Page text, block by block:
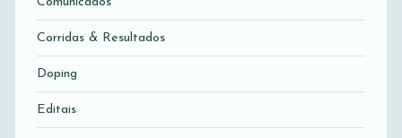
Corridas & Resultados
Doping
Editais